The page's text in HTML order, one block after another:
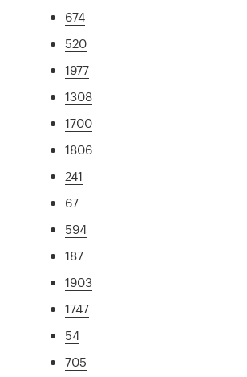
674
520
1977
1308
1700
1806
241
67
594
187
1903
1747
54
705